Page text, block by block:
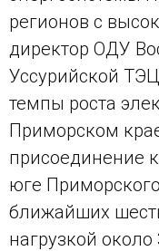
регионов с
директор ОДУ
Уссурийской
темпы роста
Приморском
присоединение
юге
ближайших
нагрузкой